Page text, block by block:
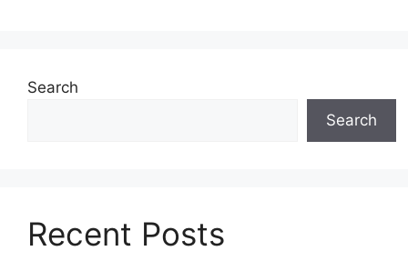
Search
Search
Recent Posts